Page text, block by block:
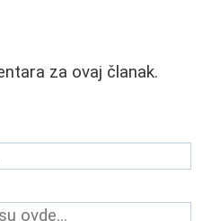
za ovaj članak.